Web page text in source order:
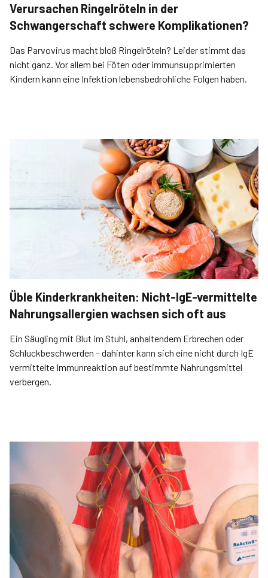
Verursachen Ringelröteln in der
Schwangerschaft schwere Komplikationen?
Das Parvovirus macht bloß Ringelröteln? Leider stimmt das
nicht ganz. Vor allem bei Föten oder immunsupprimierten
Kindern kann eine Infektion lebensbedrohliche Folgen haben.
Üble Kinderkrankheiten: Nicht-IgE-vermittelte
Nahrungsallergien wachsen sich oft aus
Ein Säugling mit Blut im Stuhl, anhaltendem Erbrechen oder
Schluckbeschwerden – dahinter kann sich eine nicht durch IgE
vermittelte Immunreaktion auf bestimmte Nahrungsmittel
verbergen.